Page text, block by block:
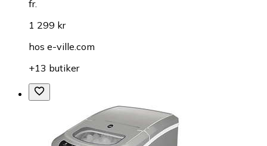
fr.
1 299 kr
hos e-ville.com
+13 butiker